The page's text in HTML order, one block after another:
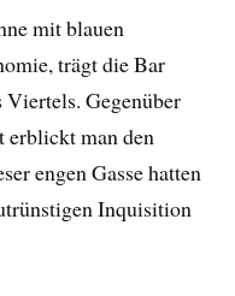
mit blauen
trägt die Bar
Gegenüber
erblickt man den
engen Gasse hatten
Inquisition